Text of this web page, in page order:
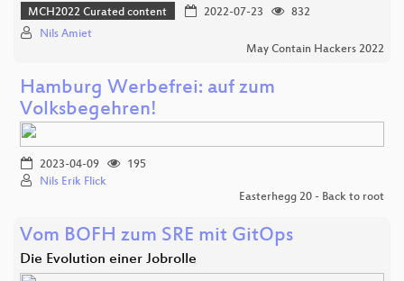
MCH2022 Curated content 2022-07-23
832
Nils Amiet
May Contain Hackers 2022
Hamburg Werbefrei: auf zum
Volksbegehren!
2023-04-09
195
Nils Erik Flick
Easterhegg 20 - Back to root
Vom BOFH zum SRE mit GitOps
Die Evolution einer Jobrolle